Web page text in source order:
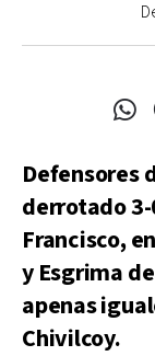
Defensores
derrotado
Francisco,
y Esgrima
apenas
Chivilcoy.